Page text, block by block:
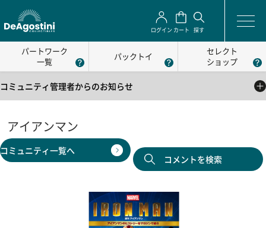
ログイン カート 探す
パートワーク
一覧
パックトイ
セレクト
ショップ
コミュニティ管理者からのお知らせ
公式コミュニティの利用方法について
2025/05/01
公式コミュニティの利用規約
アイアンマン
コミュニティ一覧へ
コメントを検索